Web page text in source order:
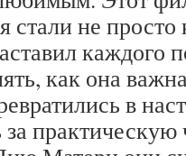
стали не
каждого
как она
в
практическую